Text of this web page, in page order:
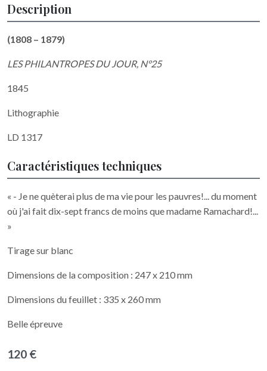
Description
(1808 – 1879)
LES PHILANTROPES DU JOUR, N°25
1845
Lithographie
LD 1317
Caractéristiques techniques
« - Je ne quèterai plus de ma vie pour les pauvres!... du moment
où j'ai fait dix-sept francs de moins que madame Ramachard!...
»
Tirage sur blanc
Dimensions de la composition : 247 x 210 mm
Dimensions du feuillet : 335 x 260 mm
Belle épreuve
120 €